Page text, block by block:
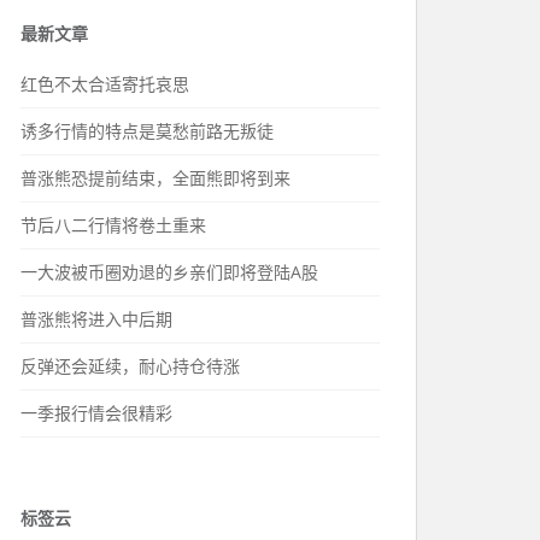
最新文章
红色不太合适寄托哀思
诱多行情的特点是莫愁前路无叛徒
普涨熊恐提前结束，全面熊即将到来
节后八二行情将卷土重来
一大波被币圈劝退的乡亲们即将登陆A股
普涨熊将进入中后期
反弹还会延续，耐心持仓待涨
一季报行情会很精彩
标签云